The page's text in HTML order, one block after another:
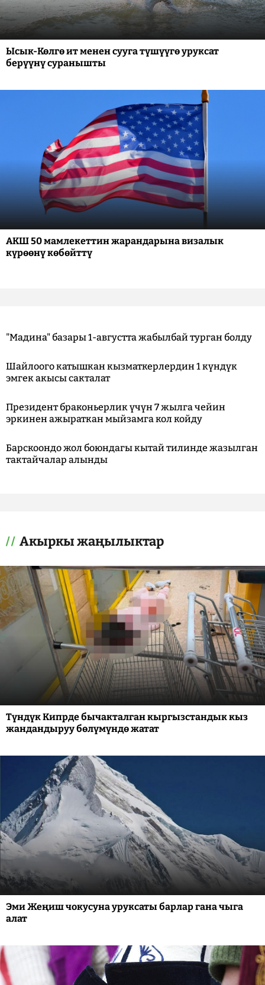
Ысык-Көлгө ит менен сууга түшүүгө уруксат
берүүнү суранышты
АКШ 50 мамлекеттин жарандарына визалык
күрөөнү көбөйттү
"Мадина" базары 1-августта жабылбай турган болду
Шайлоого катышкан кызматкерлердин 1 күндүк
эмгек акысы сакталат
Президент браконьерлик үчүн 7 жылга чейин
эркинен ажыраткан мыйзамга кол койду
Барскоондо жол боюндагы кытай тилинде жазылган
тактайчалар алынды
Акыркы жаңылыктар
Түндүк Кипрде бычакталган кыргызстандык кыз
жандандыруу бөлүмүндө жатат
Эми Жеңиш чокусуна уруксаты барлар гана чыга
алат